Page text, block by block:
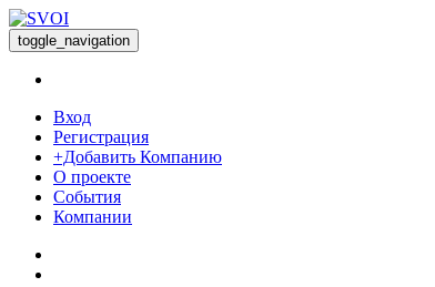
toggle_navigation
Вход
Регистрация
+Добавить Компанию
О проекте
События
Компании